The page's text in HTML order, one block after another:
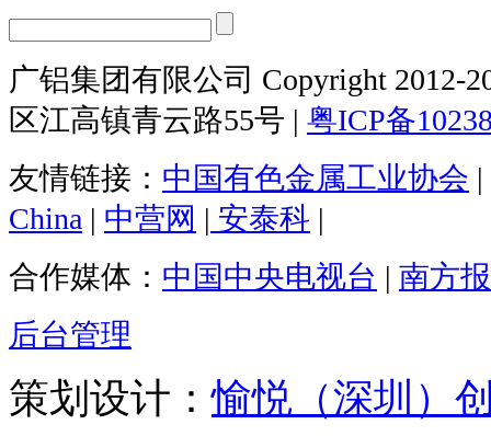
广铝集团有限公司 Copyright 2012-
区江高镇青云路55号 | 粤ICP备
友情链接： 中国有色金属工业协会 |
China | 中营网 | 安泰科 |
合作媒体： 中国中央电视台 | 南方
后台管理
策划设计：愉悦（深圳）